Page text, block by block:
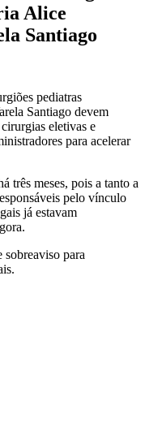
Alice
Santiago
pediatras
Santiago devem
eletivas e
para acelerar
três meses, pois a tanto a
pelo vínculo
já estavam
sobreaviso para